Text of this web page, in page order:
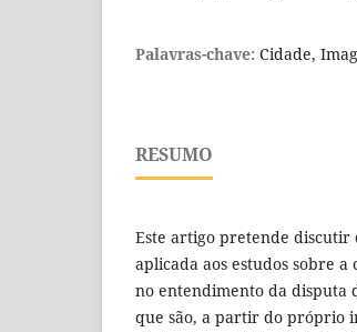
Palavras-chave: Cidade,
RESUMO
Este artigo pretende discutir
aplicada aos estudos sobre
no entendimento da disputa
que são, a partir do próprio